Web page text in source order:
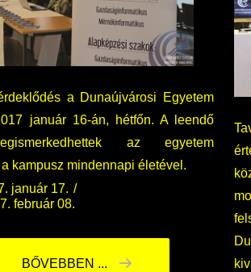
a Dunaújvárosi Egyetem
január 16-án, hétfőn. A leendő
az egyetem
kampusz mindennapi életével.
január 17.
február 08.
BŐVEBBEN ...